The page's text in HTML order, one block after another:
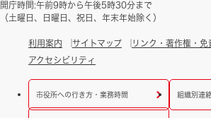
開庁時間:午前9時から午後5時30分まで
（土曜日、日曜日、祝日、年末年始除く）
利用案内 サイトマップ リンク・著作権・免
アクセシビリティ
市役所への行き方・業務時間 組織別連